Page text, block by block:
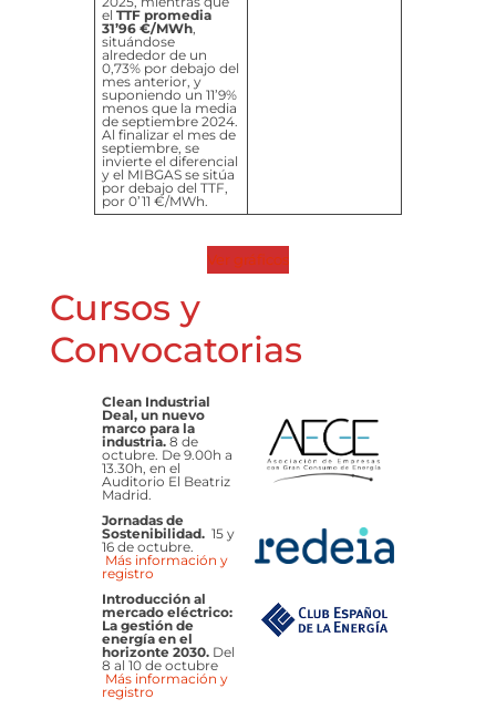
el TTF promedia
31’96 €/MWh,
situándose
alrededor de un
0,73% por debajo del
mes anterior, y
suponiendo un 11’9%
menos que la media
de septiembre 2024.
Al finalizar el mes de
septiembre, se
invierte el diferencial
y el MIBGAS se sitúa
por debajo del TTF,
por 0’11 €/MWh.
Ver gráficos
Cursos y
Convocatorias
Clean Industrial
Deal, un nuevo
marco para la
industria.8 de
octubre. De 9.00h a
13.30h, en el
Auditorio El Beatriz
Madrid.
Jornadas de
Sostenibilidad. 15 y
16 de octubre.
Más información y
registro
Introducción al
mercado eléctrico:
La gestión de
energía en el
horizonte 2030.Del
8 al 10 de octubre
Más información y
registro